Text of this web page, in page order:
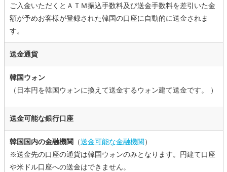
ご入金いただくとＡＴＭ振込手数料及び送金手数料を差引いた金
額が予めお客様が登録された韓国の口座に自動的に送金されま
す。
送金通貨
韓国ウォン
（日本円を韓国ウォンに換えて送金するウォン建て送金です。 ）
送金可能な銀行口座
韓国国内の金融機関 （送金可能な金融機関）
※送金先の口座の通貨は韓国ウォンのみとなります。円建て口座
や米ドル口座への送金はできません。